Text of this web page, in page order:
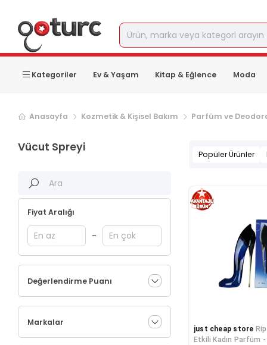
Kategoriler Ev & Yaşam Kitap & Eğlence Moda
Sonraki ürün sayfası, sayfa2
Anasayfa Kozmetik & Kişisel Bakım Parfüm ve
Vücut Spreyi
Fiyat Aralığı
-
Değerlendirme Puanı
Markalar
Popüler Ürünler
just cheap store
Etkili Kadın Parfüm